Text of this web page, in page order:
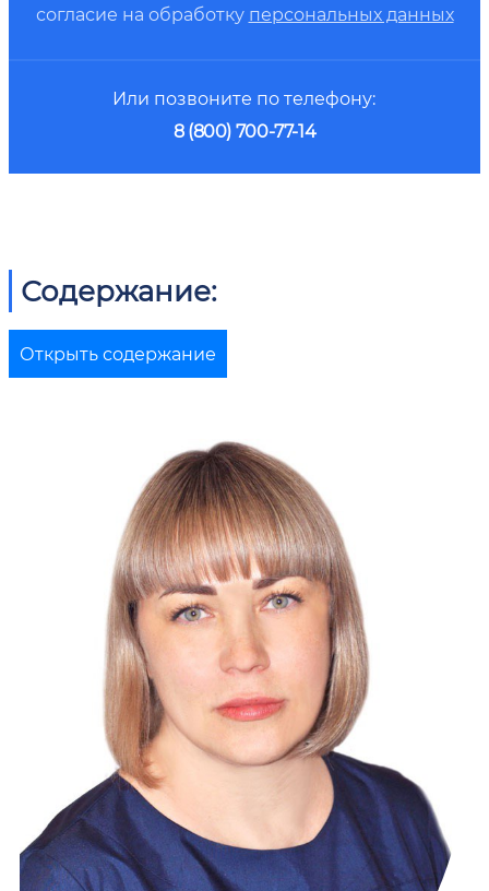
согласие на обработку персональных данных
Или позвоните по телефону:
8 (800) 700-77-14
Содержание:
Открыть содержание